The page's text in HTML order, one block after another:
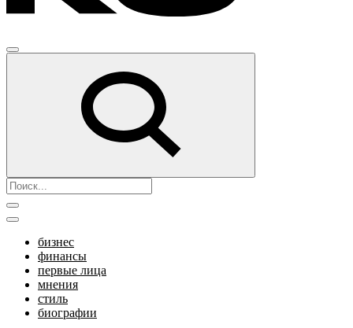
бизнес
финансы
первые лица
мнения
стиль
биографии